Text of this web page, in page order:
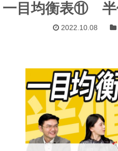
一目均衡表⑪ 半
2022.10.08